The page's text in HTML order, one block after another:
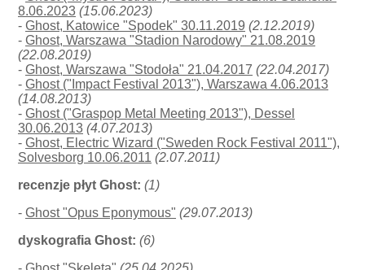
8.06.2023 (15.06.2023)
-Ghost, Katowice "Spodek" 30.11.2019 (2.12.2019)
-Ghost, Warszawa "Stadion Narodowy" 21.08.2019
(22.08.2019)
-Ghost, Warszawa "Stodoła" 21.04.2017 (22.04.2017)
-Ghost ("Impact Festival 2013"), Warszawa 4.06.2013
(14.08.2013)
-Ghost ("Graspop Metal Meeting 2013"), Dessel
30.06.2013 (4.07.2013)
-Ghost, Electric Wizard ("Sweden Rock Festival 2011"),
Solvesborg 10.06.2011 (2.07.2011)
recenzje płyt Ghost: (1)
-Ghost "Opus Eponymous" (29.07.2013)
dyskografia Ghost: (6)